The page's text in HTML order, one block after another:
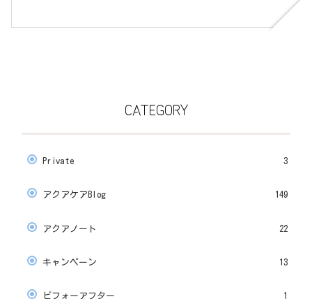
CATEGORY
Private 3
アクアケアBlog 149
アクアノート 22
キャンペーン 13
ビフォーアフター 1